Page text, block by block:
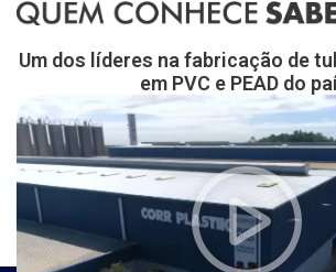
Um dos líderes na fabricação de
em PVC e PEAD do